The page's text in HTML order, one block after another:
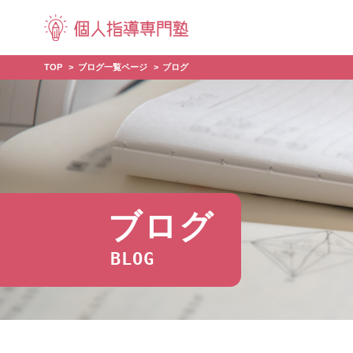
TOP ブログ一覧ページ ブログ
ブログ
BLOG